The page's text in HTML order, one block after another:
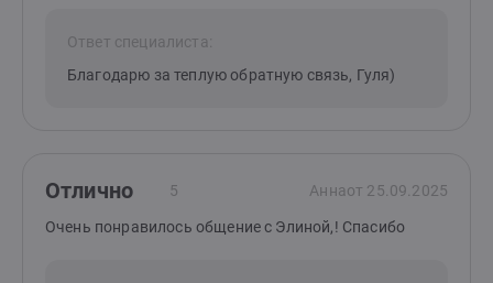
Ответ специалиста:
Благодарю за теплую обратную связь, Гуля)
Отлично 5 Аннаот 25.09.2025
Очень понравилось общение с Элиной,! Спасибо